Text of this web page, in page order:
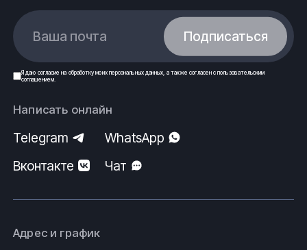
Ваша почта Подписаться
Я даю согласие на обработку моих персональных данных , а также согласен спользовательским
соглашением.
Написать онлайн
Telegram
WhatsApp
Вконтакте
Чат
Адрес и график